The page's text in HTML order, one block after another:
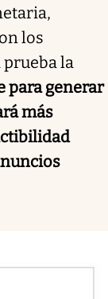
los
la
para generar
más